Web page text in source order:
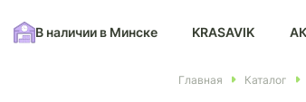
В наличии в Минске KRASAVIK
Главная Каталог